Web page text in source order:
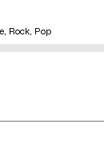
Rock, Pop